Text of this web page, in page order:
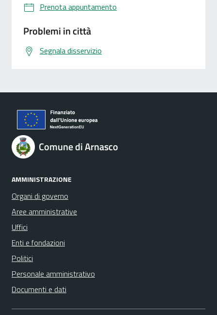
Prenota appuntamento
Problemi in città
Segnala disservizio
Comune di Arnasco
AMMINISTRAZIONE
Organi di governo
Aree amministrative
Uffici
Enti e fondazioni
Politici
Personale amministrativo
Documenti e dati